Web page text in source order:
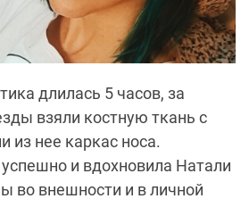
длилась 5 часов, за
взяли костную ткань с
из нее каркас носа.
и вдохновила Натали
во внешности и в личной